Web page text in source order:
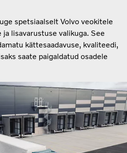
spetsiaalselt Volvo veokitele
lisavarustuse valikuga. See
kättesaadavuse, kvaliteedi,
saate paigaldatud osadele